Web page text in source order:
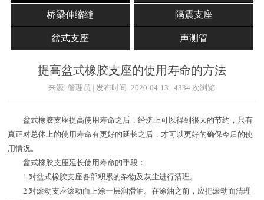
桥梁伸缩缝 隔震支座
盆式支座 声测管
提高盆式橡胶支座的使用寿命的方法
来源: 管理员 | 发布时间: 2020-04-13 | 4334 次浏览
盆式橡胶支座提高使用寿命之后，经济上可以得到很大的节约，只有
真正对总体上的使用寿命有更好的延长之后，才可以更好的确保今后的使
用情况。
盆式橡胶支座延长使用寿命的手段：
1.对盆式橡胶支座各部积累的杂物及灰尘进行清理。
2.对滚动支座滚动面上涂一层润滑油。在涂油之前，应把滚动面清理